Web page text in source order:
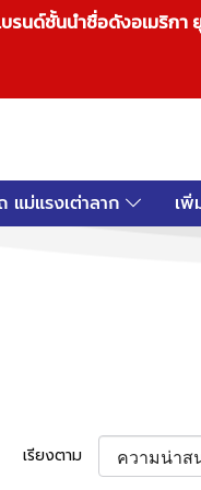
นด์ชั้นนำชื่อดังอเมริก
แม่แรงเต่าลาก เพิ่
เรียงตาม